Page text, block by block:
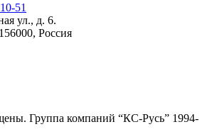
51
ул., д. 6.
Россия
Группа компаний “КС-Русь” 1994-